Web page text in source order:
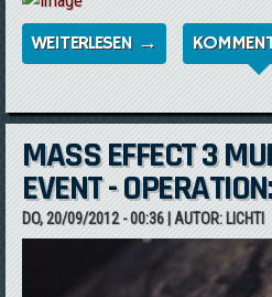
WEITERLESEN → ÜBER NEUE
MULTIPLAYER
MASS EFFECT 3
EVENT -
DO, 20/09/2012 - 00:36| AUTOR: LICHTI